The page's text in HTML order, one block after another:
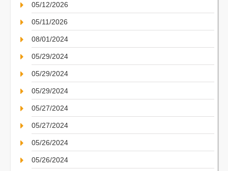
05/12/2026
05/11/2026
08/01/2024
05/29/2024
05/29/2024
05/29/2024
05/27/2024
05/27/2024
05/26/2024
05/26/2024